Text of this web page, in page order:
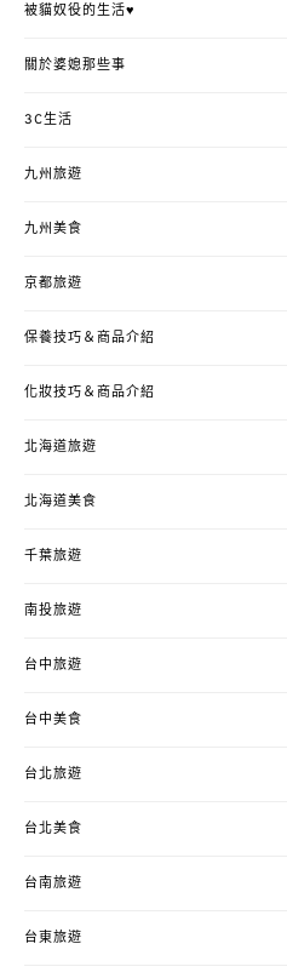
被貓奴役的生活♥
關於婆媳那些事
3C生活
九州旅遊
九州美食
京都旅遊
保養技巧＆商品介紹
化妝技巧＆商品介紹
北海道旅遊
北海道美食
千葉旅遊
南投旅遊
台中旅遊
台中美食
台北旅遊
台北美食
台南旅遊
台東旅遊